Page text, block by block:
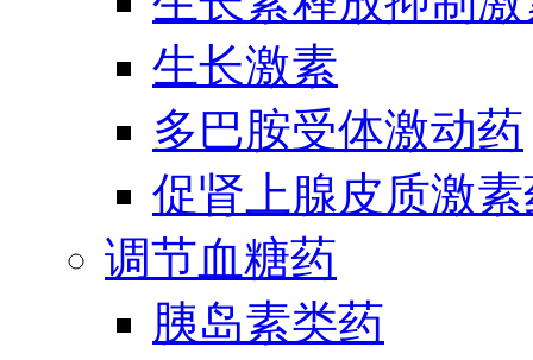
生长激素
多巴胺受体激动药
促肾上腺皮质激
调节血糖药
胰岛素类药